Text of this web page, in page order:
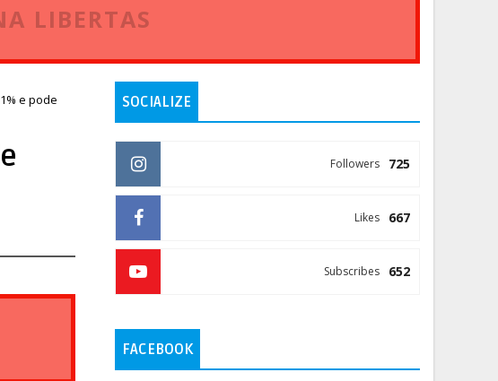
LIBERTAS
e pode
SOCIALIZE
725
Followers
667
Likes
652
Subscribes
FACEBOOK